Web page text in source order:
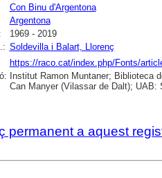
Con Binu d'Argentona
Argentona
1969 - 2019
Soldevilla i Balart, Llorenç
https://raco.cat/index.php/Fonts/
Institut Ramon Muntaner; Biblioteca
Can Manyer (Vilassar de Dalt); UAB:
permanent a aquest